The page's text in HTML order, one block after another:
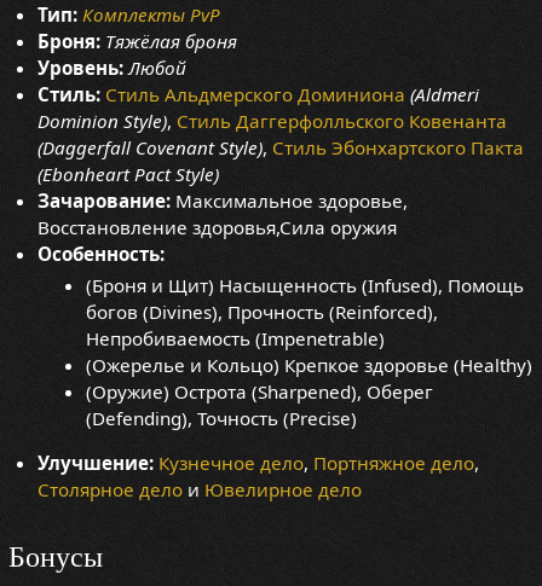
Тип: Комплекты PvP
Броня: Тяжёлая броня
Уровень: Любой
Стиль: Стиль Альдмерского Доминиона (Aldmeri
Dominion Style), Стиль Даггерфолльского Ковенанта
(Daggerfall Covenant Style), Стиль Эбонхартского Пакта
(Ebonheart Pact Style)
Зачарование: Максимальное здоровье,
Восстановление здоровья,Сила оружия
Особенность:
(Броня и Щит) Насыщенность (Infused), Помощь
богов (Divines), Прочность (Reinforced),
Непробиваемость (Impenetrable)
(Ожерелье и Кольцо) Крепкое здоровье (Healthy)
(Оружие) Острота (Sharpened), Оберег
(Defending), Точность (Precise)
Улучшение: Кузнечное дело, Портняжное дело,
Столярное дело и Ювелирное дело
Бонусы